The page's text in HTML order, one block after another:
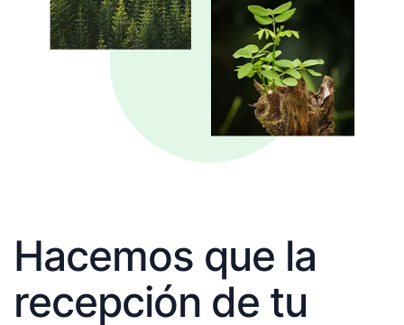
Hacemos que la
recepción de tu